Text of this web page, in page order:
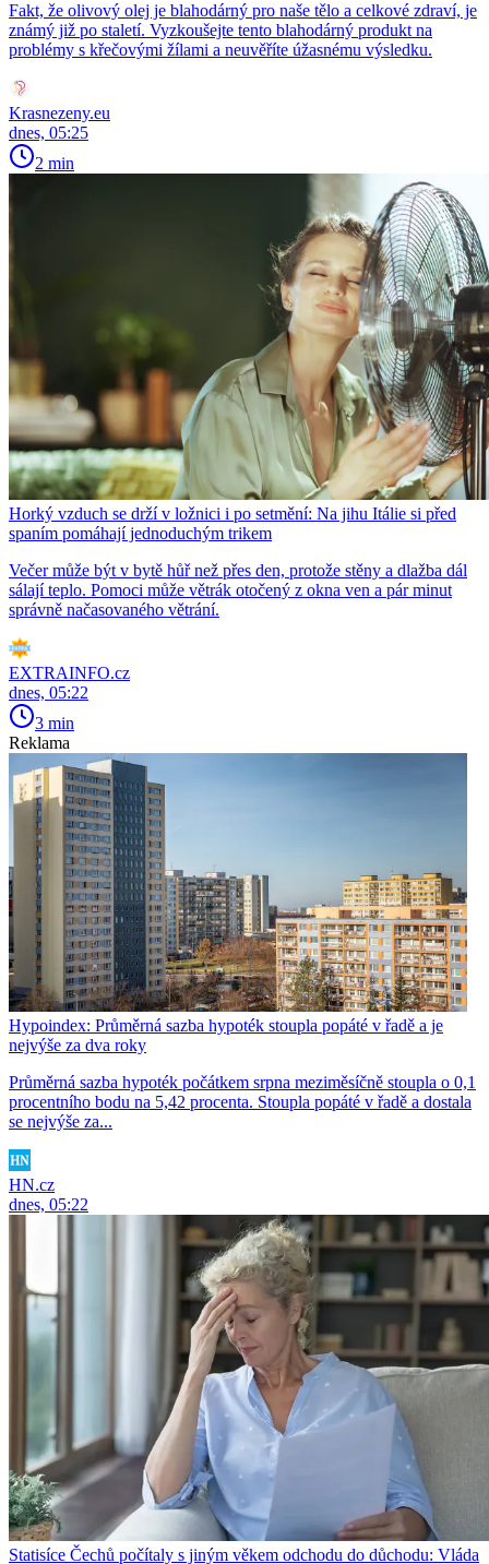
Fakt, že olivový olej je blahodárný pro naše tělo a celkové zdraví, je
známý již po staletí. Vyzkoušejte tento blahodárný produkt na
problémy s křečovými žílami a neuvěříte úžasnému výsledku.
Krasnezeny.eu
dnes, 05:25
2 min
Horký vzduch se drží v ložnici i po setmění: Na jihu Itálie si před
spaním pomáhají jednoduchým trikem
Večer může být v bytě hůř než přes den, protože stěny a dlažba dál
sálají teplo. Pomoci může větrák otočený z okna ven a pár minut
správně načasovaného větrání.
EXTRAINFO.cz
dnes, 05:22
3 min
Reklama
Hypoindex: Průměrná sazba hypoték stoupla popáté v řadě a je
nejvýše za dva roky
Průměrná sazba hypoték počátkem srpna meziměsíčně stoupla o 0,1
procentního bodu na 5,42 procenta. Stoupla popáté v řadě a dostala
se nejvýše za...
HN.cz
dnes, 05:22
Statisíce Čechů počítaly s jiným věkem odchodu do důchodu: Vláda